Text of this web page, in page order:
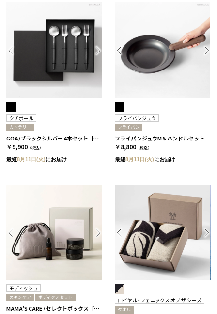
クチポール
カトラリー
GOA/ブラックシルバー 4本セット［クチポール］
￥9,900 （税込）
最短8月11日(火)にお届け
フライパンジュウ
フライパン
フライパンジュウM＆ハンドルセット
￥8,800 （税込）
最短8月11日(火)にお届け
モディッシュ
スキンケア ボディケアセット
MAMA’S CARE / セレクトボックス［モディッシュ］
ロイヤル - フェニックス オブ ザ シーズ
タオル